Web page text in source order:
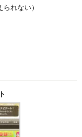
れない）